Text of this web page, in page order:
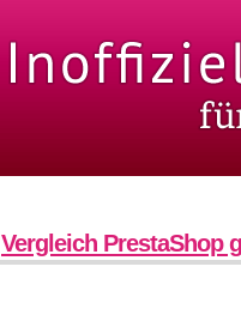
Vergleich PrestaShop